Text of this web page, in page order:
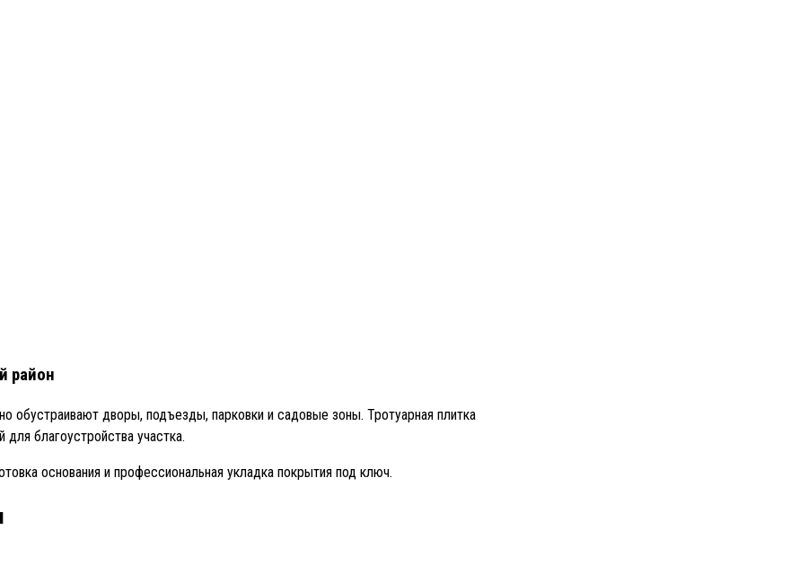
район
обустраивают дворы, подъезды, парковки и садовые зоны. Тротуарная плитка
благоустройства участка.
основания и профессиональная укладка покрытия под ключ.